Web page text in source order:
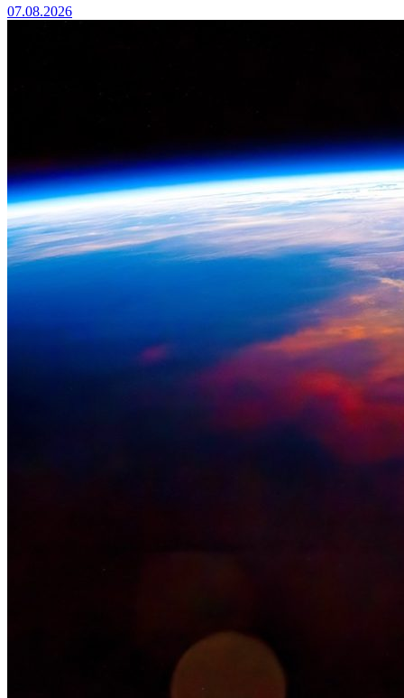
07.08.2026